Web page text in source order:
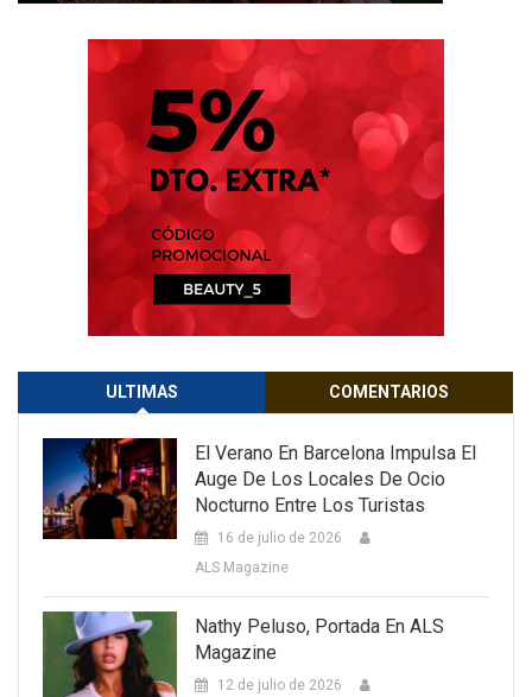
ULTIMAS COMENTARIOS
El Verano En Barcelona Impulsa El
Auge De Los Locales De Ocio
Nocturno Entre Los Turistas
16 de julio de 2026
ALS Magazine
Nathy Peluso, Portada En ALS
Magazine
12 de julio de 2026